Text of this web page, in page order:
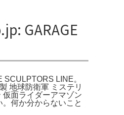
GARAGE
LINE。
地球防衛軍 ミステリ
面ライダーアマゾン
何か分からないこと